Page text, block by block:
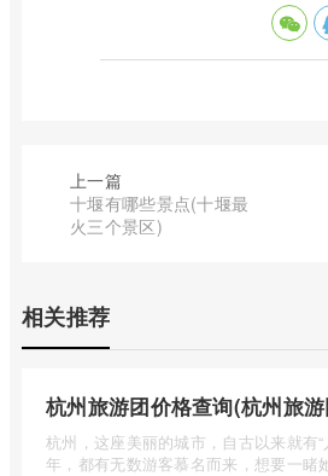
上一篇
十堰有哪些景点(十堰最
火三个景区)
相关推荐
杭州旅游团价格查询(杭州旅
杭州，这座美丽的城市，自古以来就有“
年，都有无数游客慕名而来，想要一睹